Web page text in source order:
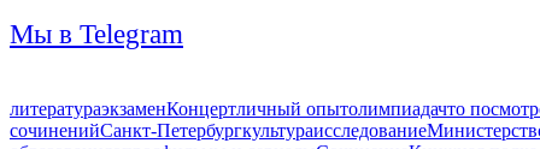
Мы в Telegram
литератураэкзаменКонцертличный опытолимпиадачто
сочиненийСанкт-Петербургкультураисследование